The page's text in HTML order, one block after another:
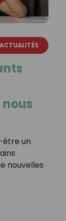
ACTUALITÉS
nous
être un
nouvelles